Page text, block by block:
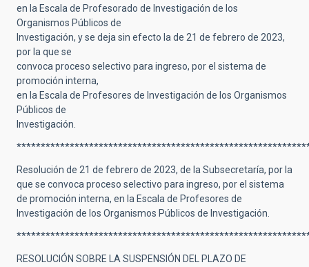
en la Escala de Profesorado de Investigación de los
Organismos Públicos de
Investigación, y se deja sin efecto la de 21 de febrero de 2023,
por la que se
convoca proceso selectivo para ingreso, por el sistema de
promoción interna,
en la Escala de Profesores de Investigación de los Organismos
Públicos de
Investigación.
Resolución de 21 de febrero de 2023, de la Subsecretaría, por la
que se convoca proceso selectivo para ingreso, por el sistema
de promoción interna, en la Escala de Profesores de
Investigación de los Organismos Públicos de Investigación.
RESOLUCIÓN SOBRE LA SUSPENSIÓN DEL PLAZO DE